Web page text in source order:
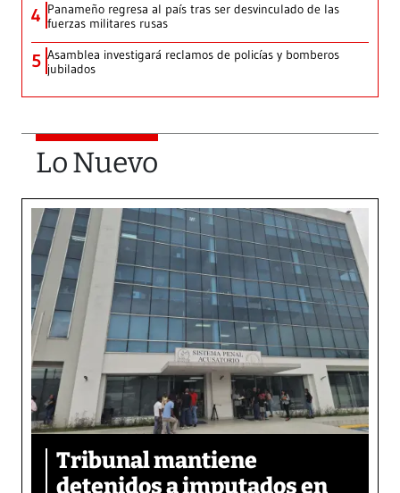
4 Panameño regresa al país tras ser desvinculado de las
fuerzas militares rusas
5 Asamblea investigará reclamos de policías y bomberos
jubilados
Lo Nuevo
Tribunal mantiene
detenidos a imputados en